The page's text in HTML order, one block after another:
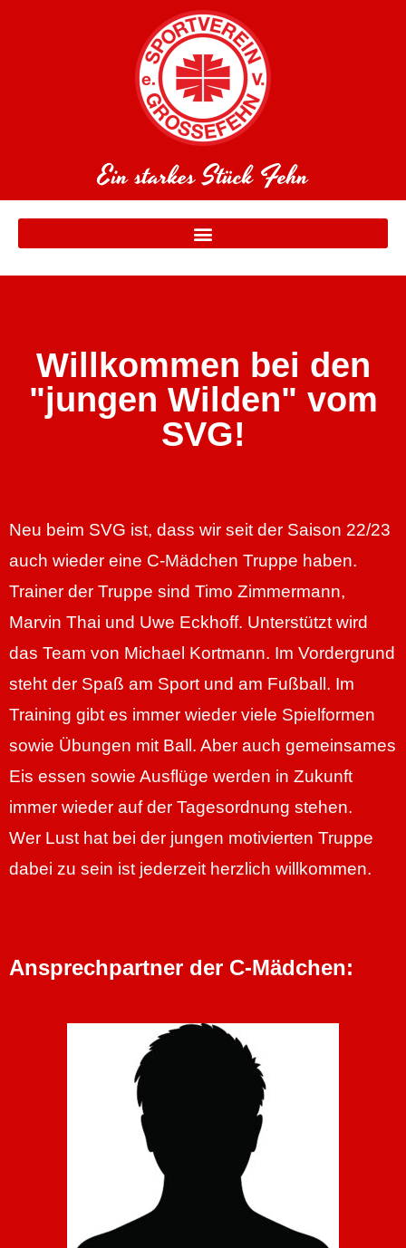
Ein starkes Stück Fehn
Willkommen bei den
"jungen Wilden" vom
SVG!
Neu beim SVG ist, dass wir seit der Saison 22/23
auch wieder eine C-Mädchen Truppe haben.
Trainer der Truppe sind Timo Zimmermann,
Marvin Thai und Uwe Eckhoff. Unterstützt wird
das Team von Michael Kortmann. Im Vordergrund
steht der Spaß am Sport und am Fußball. Im
Training gibt es immer wieder viele Spielformen
sowie Übungen mit Ball. Aber auch gemeinsames
Eis essen sowie Ausflüge werden in Zukunft
immer wieder auf der Tagesordnung stehen.
Wer Lust hat bei der jungen motivierten Truppe
dabei zu sein ist jederzeit herzlich willkommen.
Ansprechpartner der C-Mädchen: